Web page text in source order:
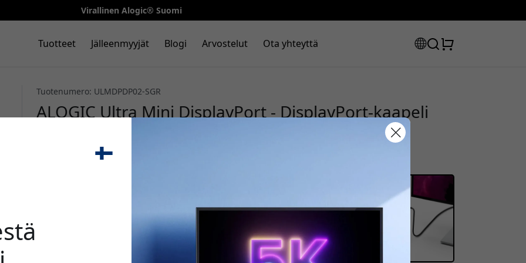
Virallinen Alogic® Suomi
Tuotteet Jälleenmyyjät Blogi Arvostelut Ota yhteyttä
Tuotenumero: ULMDPDP02-SGR
ALOGIC Ultra Mini DisplayPort - DisplayPort-kaapeli
projektorille - Avaruuden harmaa
Käytä tätä koodia kassalla saadaksesi 8% alennuksen.